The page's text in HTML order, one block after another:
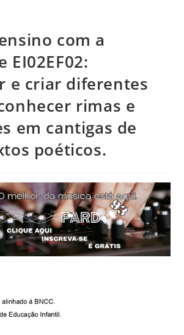
com a
EI02EF02:
e criar diferentes
rimas e
em cantigas de
poéticos.